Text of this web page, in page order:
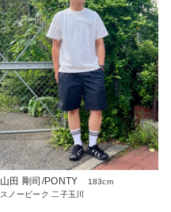
山田 剛司/PONTY
183cm
スノーピーク 二子玉川